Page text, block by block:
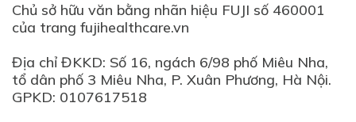
Chủ sở hữu văn bằng nhãn hiệu FUJI số 460001
của trang fujihealthcare.vn
Địa chỉ ĐKKD: Số 16, ngách 6/98 phố Miêu Nha,
tổ dân phố 3 Miêu Nha, P. Xuân Phương, Hà Nội.
GPKD: 0107617518